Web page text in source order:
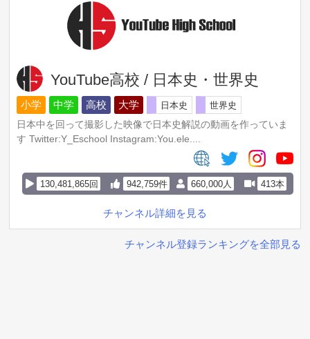
YouTube高校 / 日本史・世界史
小学 中学 高校 大学 日本史
世界史
日本中を回って撮影した映像で日本史解説の動画を作っていま
す Twitter:Y_Eschool Instagram:You.ele....
660,000人 413本
130,481,865回 942,759件
チャンネル詳細を見る
チャンネル登録ランキングを全部見る